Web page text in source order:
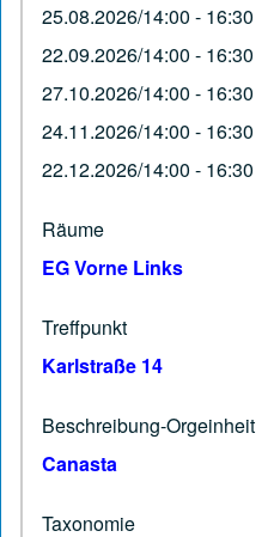
25.08.2026/14:00 - 16:30
22.09.2026/14:00 - 16:30
27.10.2026/14:00 - 16:30
24.11.2026/14:00 - 16:30
22.12.2026/14:00 - 16:30
Räume
EG Vorne Links
Treffpunkt
Karlstraße 14
Beschreibung-Orgeinheit
Canasta
Taxonomie